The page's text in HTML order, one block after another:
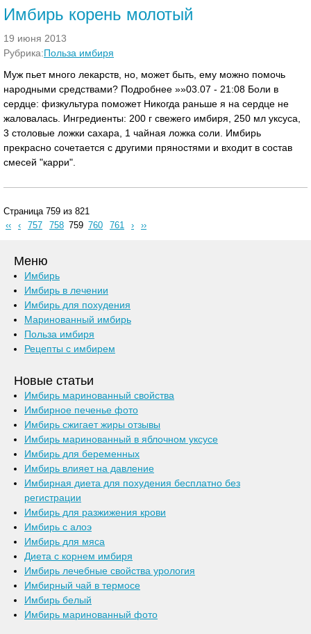
Имбирь корень молотый
19 июня 2013
Рубрика:Польза имбиря
Муж пьет много лекарств, но, может быть, ему можно помочь
народными средствами? Подробнее »»03.07 - 21:08 Боли в
сердце: физкультура поможет Никогда раньше я на сердце не
жаловалась. Ингредиенты: 200 г свежего имбиря, 250 мл уксуса,
3 столовые ложки сахара, 1 чайная ложка соли. Имбирь
прекрасно сочетается с другими пряностями и входит в состав
смесей "карри".
Страница 759 из 821
‹‹
‹ 757 758 759 760 761 › ››
Меню
Имбирь
Имбирь в лечении
Имбирь для похудения
Маринованный имбирь
Польза имбиря
Рецепты с имбирем
Новые статьи
Имбирь маринованный свойства
Имбирное печенье фото
Имбирь сжигает жиры отзывы
Имбирь маринованный в яблочном уксусе
Имбирь для беременных
Имбирь влияет на давление
Имбирная диета для похудения бесплатно без
регистрации
Имбирь для разжижения крови
Имбирь с алоэ
Имбирь для мяса
Диета с корнем имбиря
Имбирь лечебные свойства урология
Имбирный чай в термосе
Имбирь белый
Имбирь маринованный фото